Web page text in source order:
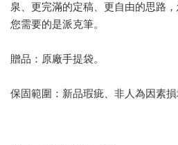
泉、更完滿的定稿、更自由的思路
您需要的是派克筆。
贈品：原廠手提袋。
保固範圍：新品瑕疵、非人為因素損